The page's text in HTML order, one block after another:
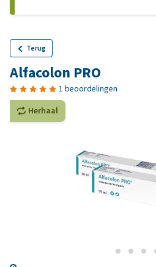
Terug
Alfacolon PRO
1 beoordelingen
Herhaal